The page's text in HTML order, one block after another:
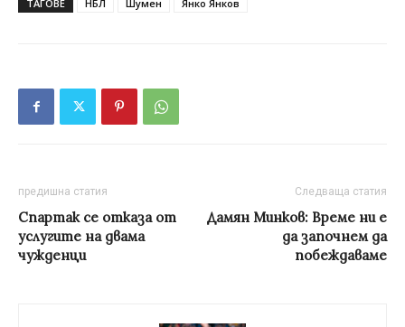
ТАГОВЕ НБЛ Шумен Янко Янков
предишна статия
Спартак се отказа от
услугите на двама
чужденци
Следваща статия
Дамян Минков: Време ни е
да започнем да
побеждаваме